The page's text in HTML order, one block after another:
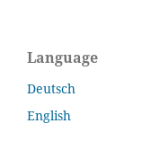
Language
Deutsch
English